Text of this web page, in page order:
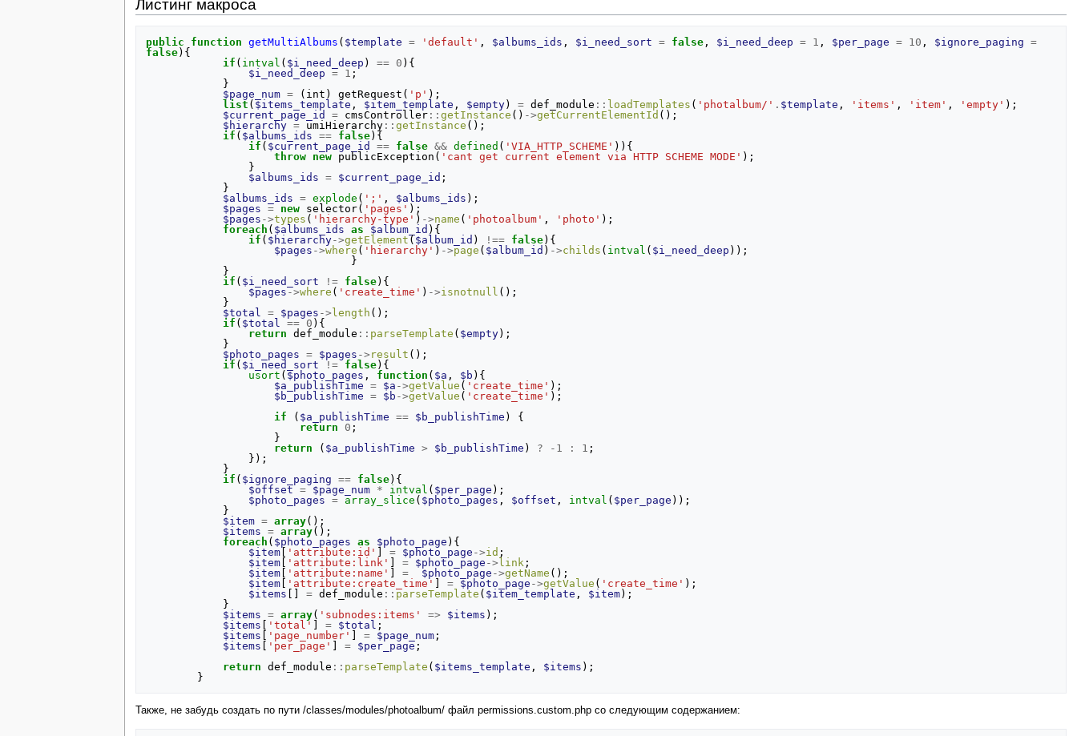
Листинг макроса
public function getMultiAlbums ( $template = 'default' , $albums_ids , $i_need_sort = false , $i_need_deep = 1 , $per_page = 10 , $ignore_paging
=
false){
if ( intval ( $i_need_deep ) == 0 ){
$i_need_deep
= 1 ;
}
$page_num = ( int ) getRequest ( 'p' );
list ( $items_template , $item_template , $empty) = def_module :: loadTemplates ( 'photalbum/' . $template , 'items' , 'item' , 'empty' );
$current_page_id
= cmsController ::getInstance () ->getCurrentElementId ();
$hierarchy = umiHierarchy ::getInstance ();
if ( $albums_ids == false){
if ( $current_page_id == false && defined ( 'VIA_HTTP_SCHEME' )){
throw new publicException ( 'cant get current element via HTTP SCHEME MODE' );
}
$albums_ids
= $current_page_id ;
}
$albums_ids
= explode ( ';' , $albums_ids );
$pages
= new selector( 'pages' );
$pages ->types ( 'hierarchy-type' ) ->name ( 'photoalbum' , 'photo' );
foreach ( $albums_ids as $album_id ){
if ( $hierarchy->getElement ( $album_id ) !== false){
$pages ->where ( 'hierarchy' ) ->page ( $album_id ) ->childs ( intval ( $i_need_deep ));
}
}
if ( $i_need_sort != false){
$pages ->where ( 'create_time' ) ->isnotnull ();
}
$total
= $pages -> length ();
if ( $total == 0 ){
return
def_module :: parseTemplate ( $empty);
}
$photo_pages
= $pages -> result ();
if ( $i_need_sort != false){
usort ( $photo_pages , function ( $a , $b ){
$a_publishTime
= $a ->getValue ( 'create_time' );
$b_publishTime
= $b ->getValue ( 'create_time' );
if
( $a_publishTime == $b_publishTime )
{
return
0 ;
}
return
( $a_publishTime > $b_publishTime ) ? - 1 : 1 ;
});
}
if ( $ignore_paging == false){
$offset
= $page_num * intval ( $per_page );
$photo_pages
= array_slice ( $photo_pages , $offset , intval ( $per_page ));
}
$item = array();
$items
= array();
foreach ( $photo_pages as $photo_page ){
$item
'attribute:id' = $photo_page ->id ;
$item
'attribute:link' = $photo_page -> link ;
$item
'attribute:name' = $photo_page ->getName ();
$item
'attribute:create_time' = $photo_page ->getValue ( 'create_time' );
$items
= def_module :: parseTemplate ( $item_template , $item);
}
$items
= array( 'subnodes:items' => $items );
$items
'total' = $total ;
$items
'page_number' = $page_num ;
$items
'per_page' = $per_page ;
return
def_module :: parseTemplate ( $items_template , $items );
}
Также, не забудь создать по пути /classes/modules/photoalbum/ файл permissions.custom.php со следующим содержанием: